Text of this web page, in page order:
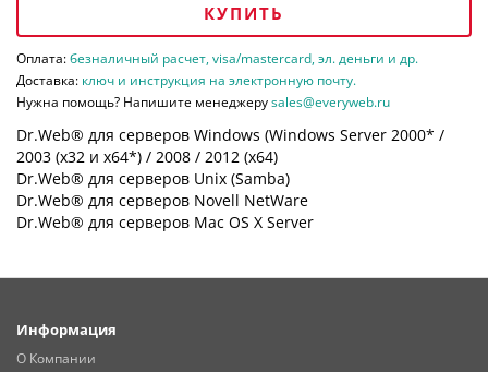
КУПИТЬ
Оплата:безналичный расчет, visa/mastercard, эл. деньги и др.
Доставка: ключ и инструкция на электронную почту.
Нужна помощь? Напишите менеджеруsales@everyweb.ru
Dr.Web® для серверов Windows (Windows Server 2000* /
2003 (х32 и х64*) / 2008 / 2012 (х64)
Dr.Web® для серверов Unix (Samba)
Dr.Web® для серверов Novell NetWare
Dr.Web® для серверов Mac OS X Server
Информация
О Компании